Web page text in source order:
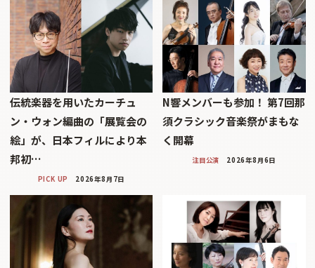
伝統楽器を用いたカーチュ
ン・ウォン編曲の「展覧会の
絵」が、日本フィルにより本
邦初…
PICK UP 2026年8月7日
N響メンバーも参加！ 第7回那
須クラシック音楽祭がまもな
く開幕
注目公演 2026年8月6日